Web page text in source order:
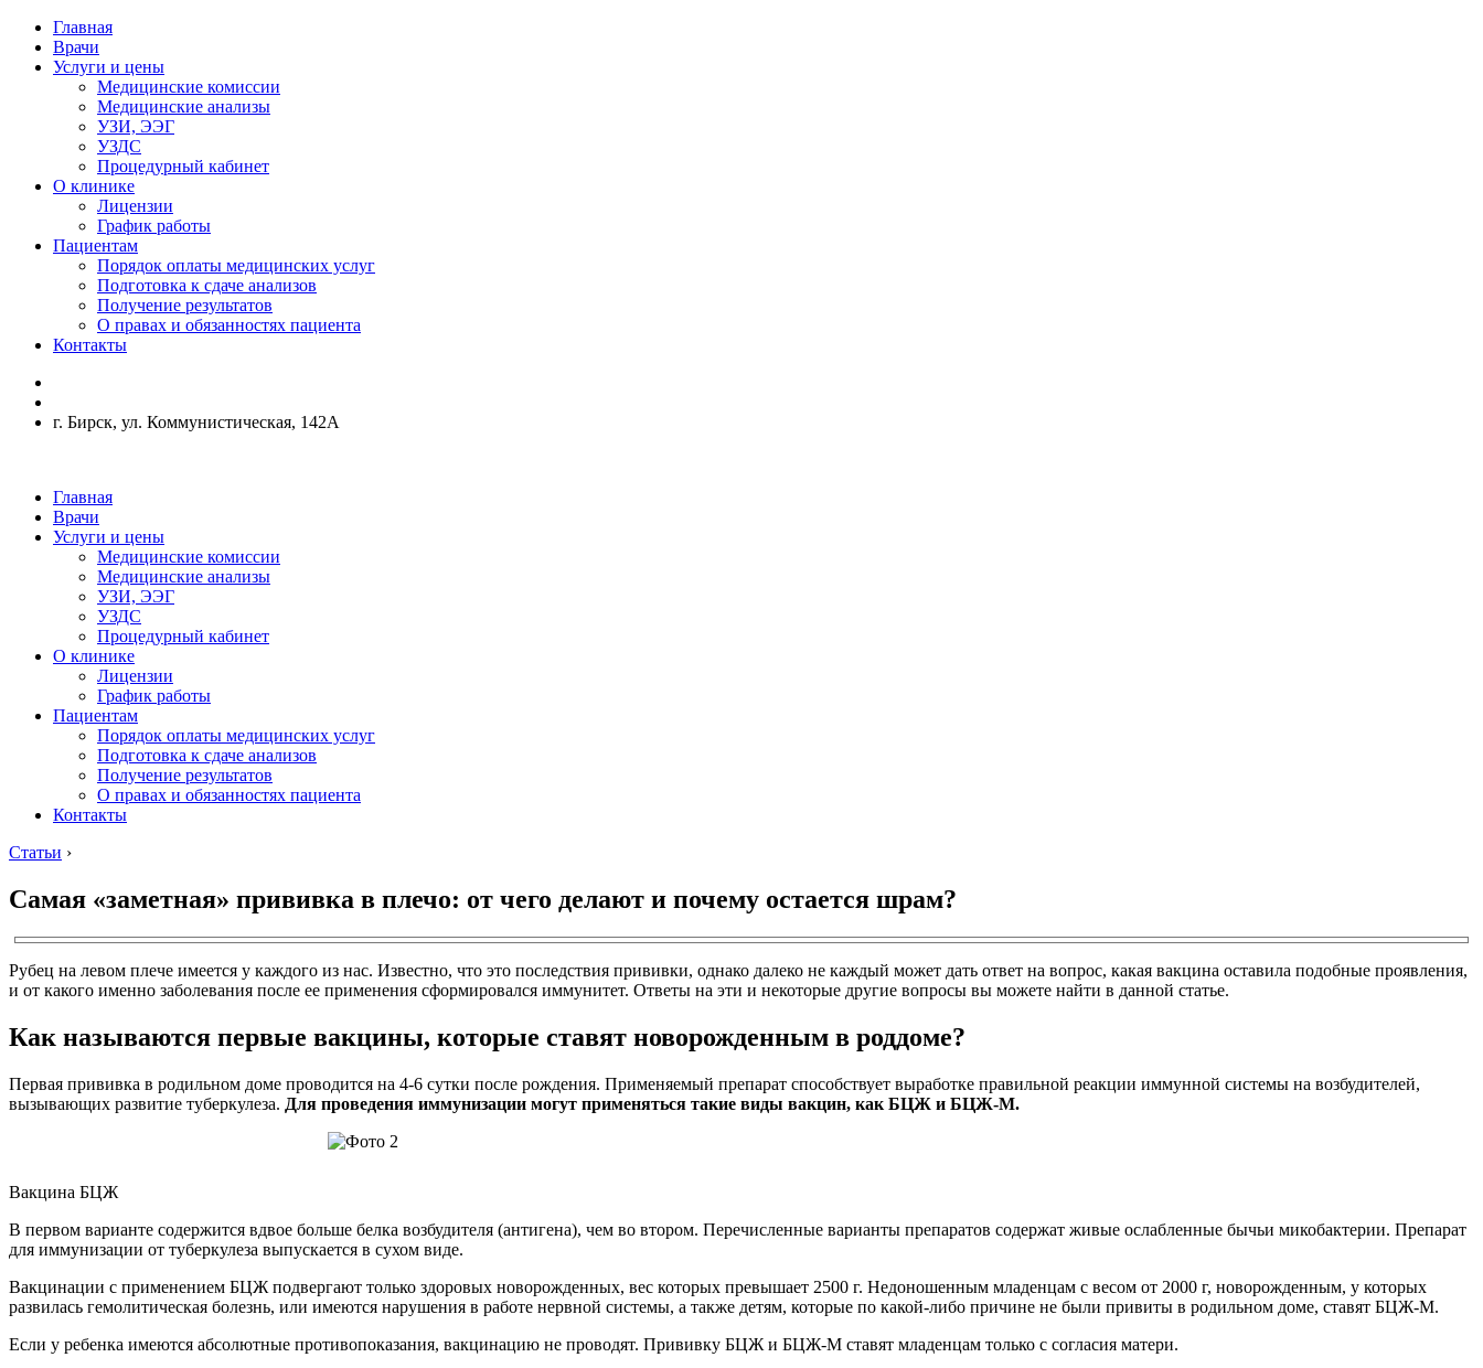
Главная
Врачи
Услуги и цены
Медицинские комиссии
Медицинские анализы
УЗИ, ЭЭГ
УЗДС
Процедурный кабинет
О клинике
Лицензии
График работы
Пациентам
Порядок оплаты медицинских услуг
Подготовка к сдаче анализов
Получение результатов
О правах и обязанностях пациента
Контакты
г. Бирск, ул. Коммунистическая, 142А
Главная
Врачи
Услуги и цены
Медицинские комиссии
Медицинские анализы
УЗИ, ЭЭГ
УЗДС
Процедурный кабинет
О клинике
Лицензии
График работы
Пациентам
Порядок оплаты медицинских услуг
Подготовка к сдаче анализов
Получение результатов
О правах и обязанностях пациента
Контакты
Статьи ›
Самая «заметная» прививка в плечо: от чего делают и почему остается шрам?
Рубец на левом плече имеется у каждого из нас. Известно, что это последствия прививки, однако далеко не каждый может дать ответ на вопрос, какая вакцина оставила подобные проявления,
и от какого именно заболевания после ее применения сформировался иммунитет. Ответы на эти и некоторые другие вопросы вы можете найти в данной статье.
Как называются первые вакцины, которые ставят новорожденным в роддоме?
Первая прививка в родильном доме проводится на 4-6 сутки после рождения. Применяемый препарат способствует выработке правильной реакции иммунной системы на возбудителей,
вызывающих развитие туберкулеза. Для проведения иммунизации могут применяться такие виды вакцин, как БЦЖ и БЦЖ-М.
Вакцина БЦЖ
В первом варианте содержится вдвое больше белка возбудителя (антигена), чем во втором. Перечисленные варианты препаратов содержат живые ослабленные бычьи микобактерии. Препарат
для иммунизации от туберкулеза выпускается в сухом виде.
Вакцинации с применением БЦЖ подвергают только здоровых новорожденных, вес которых превышает 2500 г. Недоношенным младенцам с весом от 2000 г, новорожденным, у которых
развилась гемолитическая болезнь, или имеются нарушения в работе нервной системы, а также детям, которые по какой-либо причине не были привиты в родильном доме, ставят БЦЖ-М.
Если у ребенка имеются абсолютные противопоказания, вакцинацию не проводят. Прививку БЦЖ и БЦЖ-М ставят младенцам только с согласия матери.